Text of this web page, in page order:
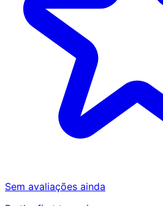
Sem avaliações ainda